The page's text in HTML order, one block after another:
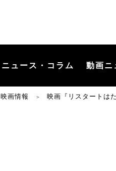
ニュース・コラム 動画ニ
映画情報 ＞ 映画『リスタートは